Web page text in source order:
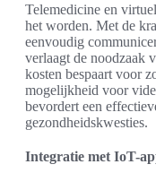
Telemedicine en
het worden. Met de
eenvoudig
verlaagt de noodzaak
kosten bespaart voor
mogelijkheid voor
bevordert een
gezondheidskwesties.
Integratie met IoT-